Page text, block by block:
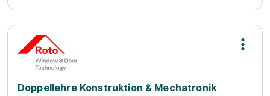
Doppellehre Konstruktion & Mechatronik